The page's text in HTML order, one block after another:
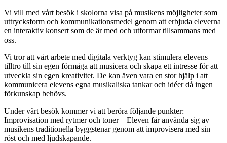
Vi vill med vårt besök i skolorna visa på musikens möjligheter som
uttrycksform och kommunikationsmedel genom att erbjuda eleverna
en interaktiv konsert som de är med och utformar tillsammans med
oss.
Vi tror att vårt arbete med digitala verktyg kan stimulera elevens
tilltro till sin egen förmåga att musicera och skapa ett intresse för att
utveckla sin egen kreativitet. De kan även vara en stor hjälp i att
kommunicera elevens egna musikaliska tankar och idéer då ingen
förkunskap behövs.
Under vårt besök kommer vi att beröra följande punkter:
Improvisation med rytmer och toner – Eleven får använda sig av
musikens traditionella byggstenar genom att improvisera med sin
röst och med ljudskapande.